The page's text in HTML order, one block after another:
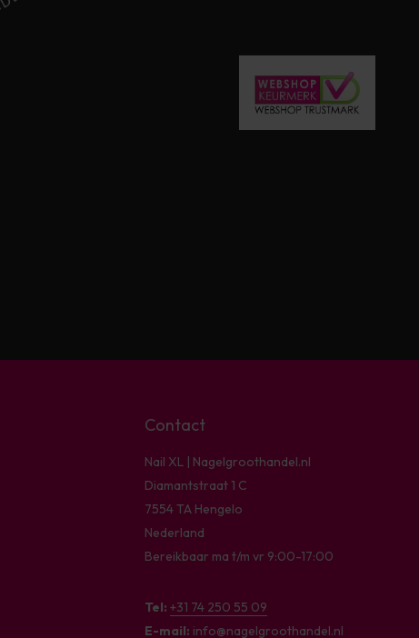
Contact
Nail XL | Nagelgroothandel.nl
Diamantstraat 1 C
7554 TA Hengelo
Nederland
Bereikbaar ma t/m vr 9:00-17:00
Tel: +31 74 250 55 09
E-mail: info@nagelgroothandel.nl